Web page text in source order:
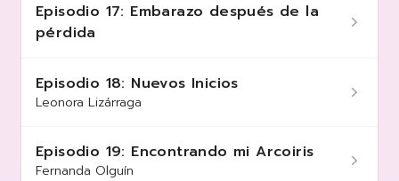
Episodio 17: Embarazo después de la
pérdida
Episodio 18: Nuevos Inicios
Leonora Lizárraga
Episodio 19: Encontrando mi Arcoiris
Fernanda Olguín